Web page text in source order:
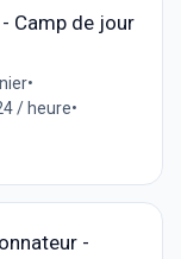
Camp de jour
•
/ heure•
-